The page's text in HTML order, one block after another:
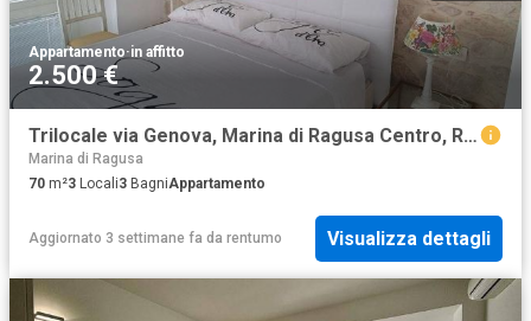
Appartamento·in affitto
2.500 €
Trilocale via Genova, Marina di Ragusa Centro, Ragusa
Marina di Ragusa
70 m²3 Locali3 BagniAppartamento
Aggiornato 3 settimane fa da rentumo Visualizza dettagli